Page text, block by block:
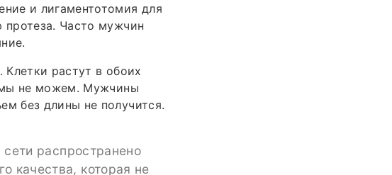
и лигаментотомия для
протеза. Часто мужчин
Клетки растут в обоих
мы не можем. Мужчины
без длины не получится.
распространено
качества, которая не